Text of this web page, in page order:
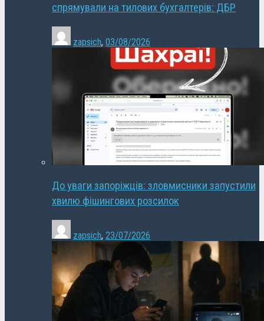
спрямували на тилових бухгалтерів: ДБР
zapsich, 03/08/2026
До уваги запоріжців: зловмисники запустили
хвилю фішингових розсилок
zapsich, 23/07/2026